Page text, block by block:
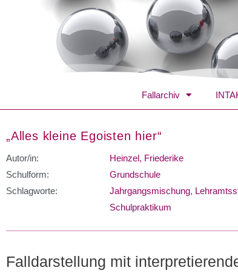
Fallarchiv
„Alles kleine Egoisten hier“
Autor/in:
Heinzel, Friederike
Schulform:
Grundschule
Schlagworte:
Jahrgangsmischung,
Schulpraktikum
Falldarstellung mit